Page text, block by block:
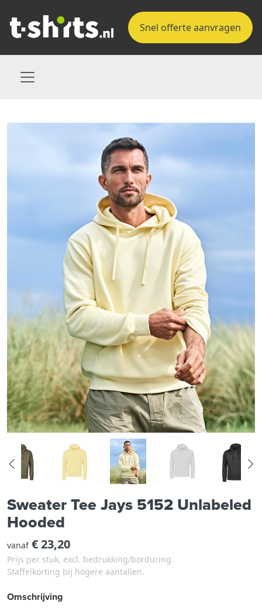
Snel offerte aanvragen
Sweater Tee Jays 5152 Unlabeled
Hooded
vanaf€ 23,20
Prijs per stuk, excl. bedrukking/borduring.
Staffelkorting bij hogere aantallen.
Omschrijving